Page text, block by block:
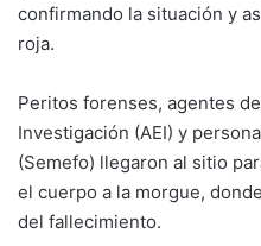
confirmando la situación y
roja.
Peritos forenses, agentes
Investigación (AEI) y
(Semefo) llegaron al sitio
el cuerpo a la morgue,
del fallecimiento.